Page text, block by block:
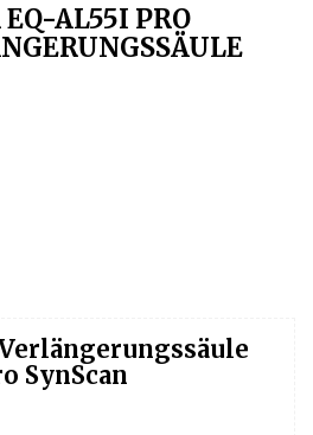
AL55I PRO
SynScan